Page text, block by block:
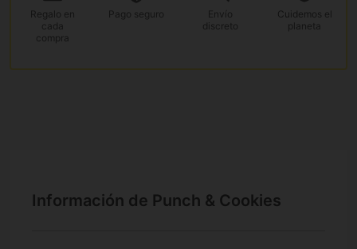
Regalo en
cada
compra
Pago seguro
Envío
discreto
Cuidemos el
planeta
Información de Punch & Cookies